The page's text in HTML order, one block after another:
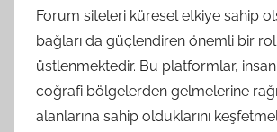
Forum siteleri küresel etkiye sahip
bağları da güçlendiren önemli bir rol
üstlenmektedir. Bu platformlar,
coğrafi bölgelerden gelmelerine
alanlarına sahip olduklarını